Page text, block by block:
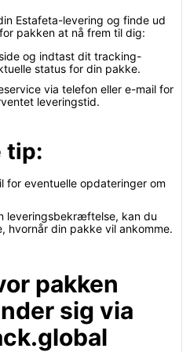
Estafeta-levering og finde ud
pakken at nå frem til dig:
og indtast dit tracking-
status for din pakke.
via telefon eller e-mail for
leveringstid.
tip:
for eventuelle opdateringer om
leveringsbekræftelse, kan du
hvornår din pakke vil ankomme.
pakken
sig via